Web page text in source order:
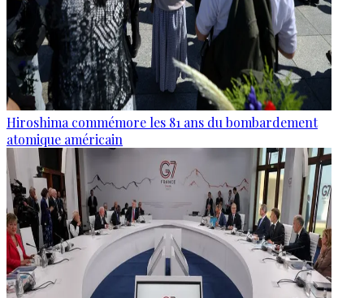
Hiroshima commémore les 81 ans du bombardement
atomique américain